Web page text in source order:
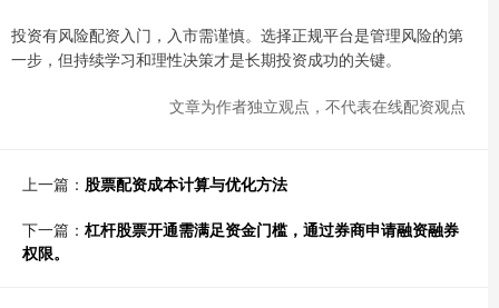
投资有风险配资入门，入市需谨慎。选择正规平台是管理风险的第
一步，但持续学习和理性决策才是长期投资成功的关键。
文章为作者独立观点，不代表在线配资观点
上一篇： 股票配资成本计算与优化方法
下一篇： 杠杆股票开通需满足资金门槛，通过券商申请融资融券
权限。